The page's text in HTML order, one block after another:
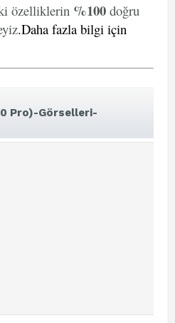
özelliklerin %100 doğru
.Daha fazla bilgi için
Pro)-Görselleri-